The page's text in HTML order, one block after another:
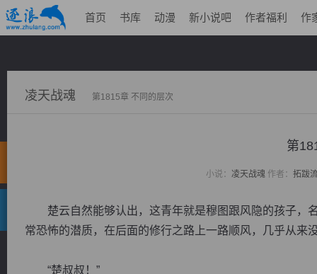
首页 书库 动漫 新小说吧 作者福利 作
凌天战魂 第1815章 不同的层次
第
小说： 凌天战魂作者： 拓跋
楚云自然能够认出，这青年就是穆图跟风隐的孩子，
常恐怖的潜质，在后面的修行之路上一路顺风，几乎从来
“楚叔叔！”